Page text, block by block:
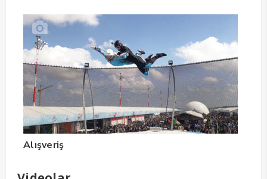
Alışveriş